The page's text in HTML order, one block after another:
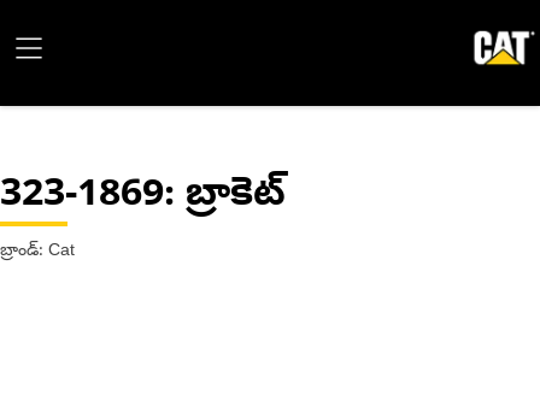
323-1869: బ్రాకెట్
బ్రాండ్: Cat